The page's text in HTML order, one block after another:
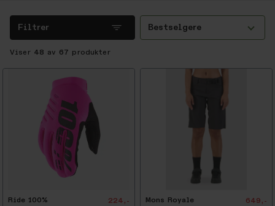
Filtrer Bestselgere
Viser 48 av 67 produkter
Ride 100%
224,-
Mons Royale
649,-